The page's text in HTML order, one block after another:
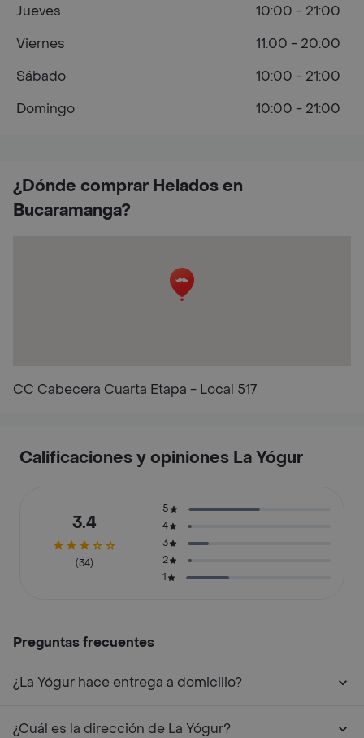
¿Dónde comprar Helados en
Bucaramanga?
CC Cabecera Cuarta Etapa - Local 517
Jueves
10:00 - 21:00
Viernes
11:00 - 20:00
Sábado
10:00 - 21:00
Domingo
10:00 - 21:00
Calificaciones y opiniones La Yógur
3.4
(34)
5
4
3
2
1
Preguntas frecuentes
¿La Yógur hace entrega a domicilio?
¿Cuál es la dirección de La Yógur?